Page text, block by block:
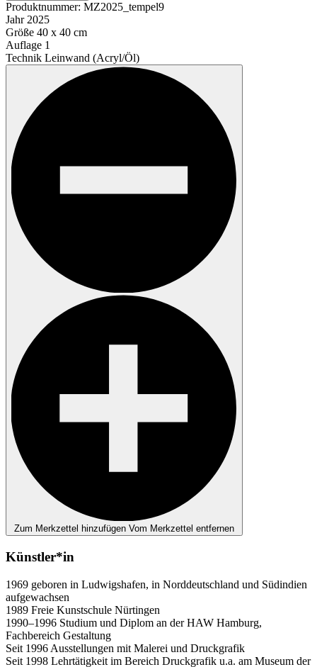
Produktnummer: MZ2025_tempel9
Jahr 2025
Größe 40 x 40 cm
Auflage 1
Technik Leinwand (Acryl/Öl)
Zum Merkzettel hinzufügen Vom Merkzettel entfernen
Künstler*in
1969 geboren in Ludwigshafen, in Norddeutschland und Südindien
aufgewachsen
1989 Freie Kunstschule Nürtingen
1990–1996 Studium und Diplom an der HAW Hamburg,
Fachbereich Gestaltung
Seit 1996 Ausstellungen mit Malerei und Druckgrafik
Seit 1998 Lehrtätigkeit im Bereich Druckgrafik u.a. am Museum der